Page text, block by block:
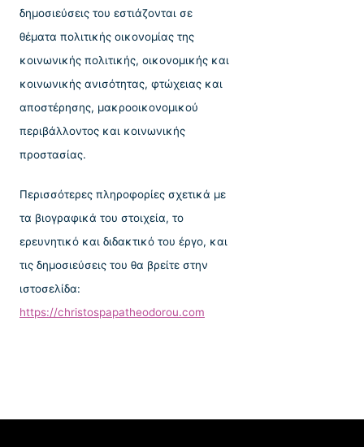
δημοσιεύσεις του εστιάζονται σε
θέματα πολιτικής οικονομίας της
κοινωνικής πολιτικής, οικονομικής και
κοινωνικής ανισότητας, φτώχειας και
αποστέρησης, μακροοικονομικού
περιβάλλοντος και κοινωνικής
προστασίας.
Περισσότερες πληροφορίες σχετικά με
τα βιογραφικά του στοιχεία, το
ερευνητικό και διδακτικό του έργο, και
τις δημοσιεύσεις του θα βρείτε στην
ιστοσελίδα:
https://christospapatheodorou.com